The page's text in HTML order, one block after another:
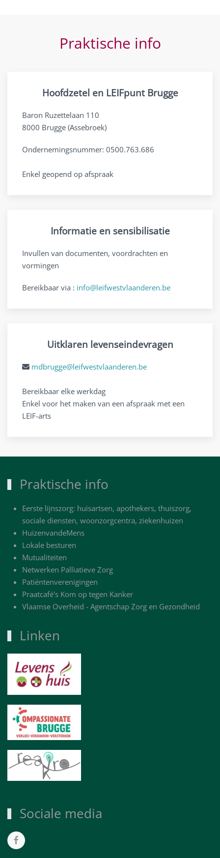
Praktische info
Hoofdzetel en LEIFpunt Brugge
Baron Ruzettelaan 110
8000 Brugge (Assebroek)
Ondernemingsnummer: 0500.763.686
Enkel geopend op afspraak
Informatie en sensibilisatie
Invullen van documenten, voordrachten en
vormingen
Bereikbaar via : info@leifwestvlaanderen.be
Uitklaren levenseindevragen
mdbrugge@leifwestvlaanderen.be
Bereikbaar elke werkdag
Enkel voor het maken van een afspraak met een
LEIF-arts
Praktische info
Eerste lijnszorg: huisartsen, apothekers, thuiszorg,
sociale diensten, woonzorgcentra, ziekenhuizen
HuizenvandeMens
Lokale besturen
Mutualiteiten
Netwerken Palliatieve Zorg
Patiëntenverenigingen
Praatcafé's Kom op tegen Kanker
Vlaamse Overheid - Agentschap Zorg en Gezondheid
Linken
Sociale media